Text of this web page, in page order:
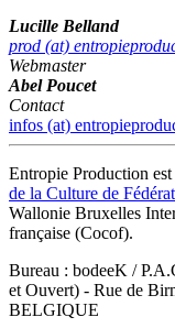
Lucille Belland
prod (at)
Webmaster
Abel Poucet
Contact
infos (at)
Entropie Production
de la Culture de
Wallonie Bruxelles
française (Cocof).
Bureau : bodeeK /
et Ouvert) - Rue de
BELGIQUE